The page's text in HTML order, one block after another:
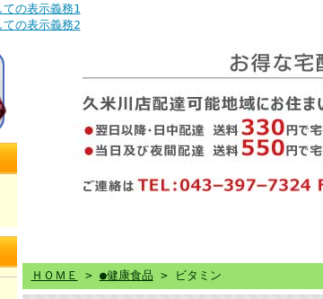
ての表示義務1
ての表示義務2
ＨＯＭＥ > ●健康食品 > ビタミン